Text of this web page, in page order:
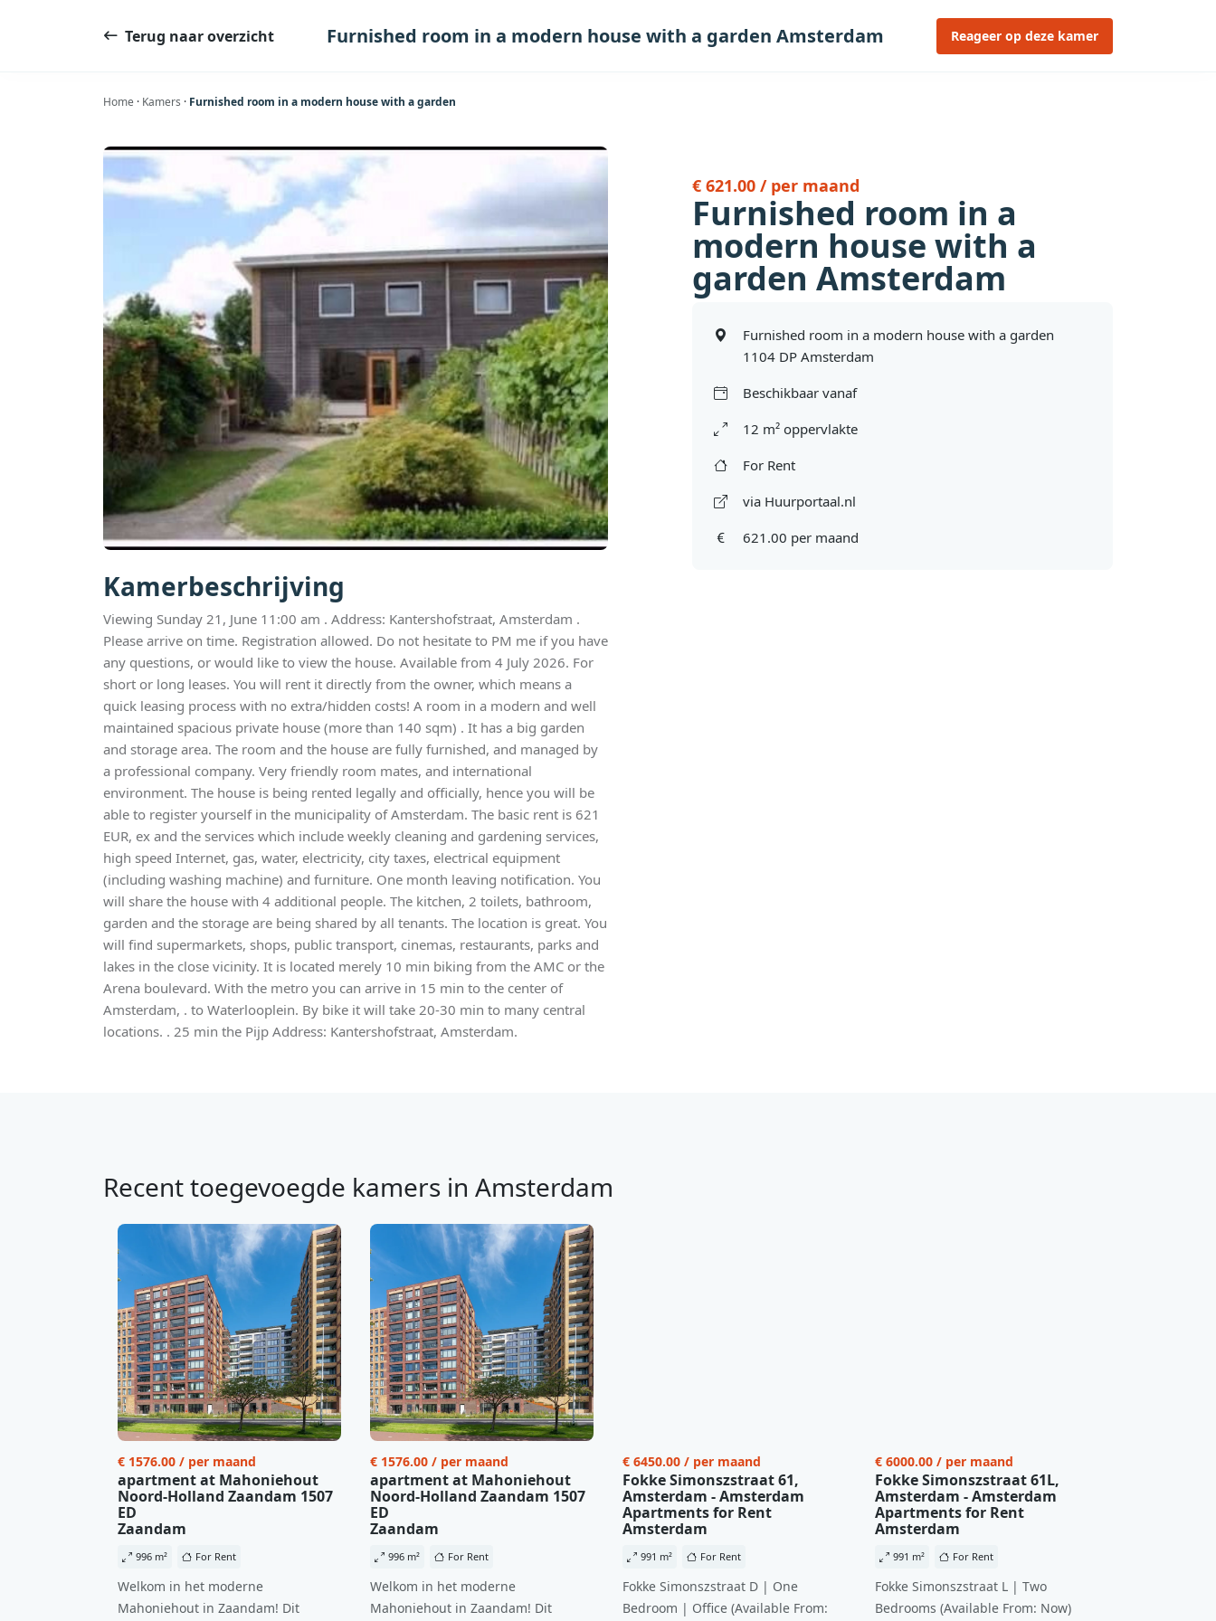
Terug naar overzicht Furnished room in a modern house with a garden Amsterdam Reageer op deze kamer
Home · Kamers · Furnished room in a modern house with a garden
Kamerbeschrijving
Viewing Sunday 21, June 11:00 am . Address: Kantershofstraat, Amsterdam .
Please arrive on time. Registration allowed. Do not hesitate to PM me if you have
any questions, or would like to view the house. Available from 4 July 2026. For
short or long leases. You will rent it directly from the owner, which means a
quick leasing process with no extra/hidden costs! A room in a modern and well
maintained spacious private house (more than 140 sqm) . It has a big garden
and storage area. The room and the house are fully furnished, and managed by
a professional company. Very friendly room mates, and international
environment. The house is being rented legally and officially, hence you will be
able to register yourself in the municipality of Amsterdam. The basic rent is 621
EUR, ex and the services which include weekly cleaning and gardening services,
high speed Internet, gas, water, electricity, city taxes, electrical equipment
(including washing machine) and furniture. One month leaving notification. You
will share the house with 4 additional people. The kitchen, 2 toilets, bathroom,
garden and the storage are being shared by all tenants. The location is great. You
will find supermarkets, shops, public transport, cinemas, restaurants, parks and
lakes in the close vicinity. It is located merely 10 min biking from the AMC or the
Arena boulevard. With the metro you can arrive in 15 min to the center of
Amsterdam, . to Waterlooplein. By bike it will take 20-30 min to many central
locations. . 25 min the Pijp Address: Kantershofstraat, Amsterdam.
€ 621.00 / per maand
Furnished room in a
modern house with a
garden Amsterdam
Furnished room in a modern house with a garden
1104 DP Amsterdam
Beschikbaar vanaf
12 m² oppervlakte
For Rent
via Huurportaal.nl
621.00 per maand
Recent toegevoegde kamers in Amsterdam
€ 1576.00 / per maand
apartment at Mahoniehout
Noord-Holland Zaandam 1507
ED
Zaandam
996 m² For Rent
Welkom in het moderne
Mahoniehout in Zaandam! Dit
€ 1576.00 / per maand
apartment at Mahoniehout
Noord-Holland Zaandam 1507
ED
Zaandam
996 m² For Rent
Welkom in het moderne
Mahoniehout in Zaandam! Dit
€ 6450.00 / per maand
Fokke Simonszstraat 61,
Amsterdam - Amsterdam
Apartments for Rent
Amsterdam
991 m² For Rent
Fokke Simonszstraat D | One
Bedroom | Office (Available From:
€ 6000.00 / per maand
Fokke Simonszstraat 61L,
Amsterdam - Amsterdam
Apartments for Rent
Amsterdam
991 m² For Rent
Fokke Simonszstraat L | Two
Bedrooms (Available From: Now)